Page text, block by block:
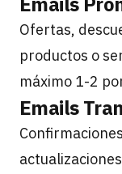
Ofertas,
productos o
máximo 1-2
Emails